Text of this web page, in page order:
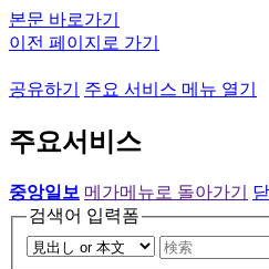
본문 바로가기
이전 페이지로 가기
공유하기 주요 서비스 메뉴 열기
주요서비스
중앙일보 메가메뉴로 돌아가기
검색어 입력폼